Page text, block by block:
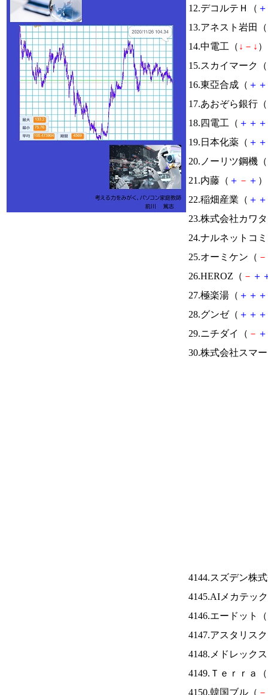
12.デコルテＨ（ ＋
13.アネスト岩田（
14.中電工（ ↓ － ↓
15.スカイマーク（
16.東亞合成（ ＋ ＋
17.あおぞら銀行（
18.四電工（ ＋ ＋ ＋
19.日本化薬（ ＋ ＋
20.ノーリツ鋼機（
21.内藤（ ＋ － ＋
22.稲畑産業（ ＋ ＋
23.株式会社カワ
24.ナルネットコ
25.オーミケン（ －
26.HEROZ（ － ＋
27.極楽湯（ ＋ ＋ ＋
28.グンゼ（ ＋ ＋ ＋
29.ニチダイ（ － ＋
30.株式会社スマ
4144.スズデン株
4145.AIメカテッ
4146.エードット（
4147.アスタリス
4148.メドレック
4149.Ｔｅｒｒａ（
4150.韓国ブル（ －